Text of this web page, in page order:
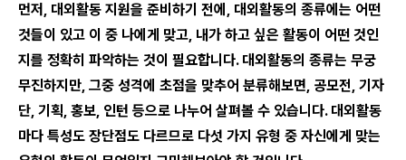
먼저, 대외활동 지원을 준비하기 전에, 대외활동의 종류에는 어떤
것들이 있고 이 중 나에게 맞고, 내가 하고 싶은 활동이 어떤 것인
지를 정확히 파악하는 것이 필요합니다. 대외활동의 종류는 무궁
무진하지만, 그중 성격에 초점을 맞추어 분류해보면, 공모전, 기자
단, 기획, 홍보, 인턴 등으로 나누어 살펴볼 수 있습니다. 대외활동
마다 특성도 장단점도 다르므로 다섯 가지 유형 중 자신에게 맞는